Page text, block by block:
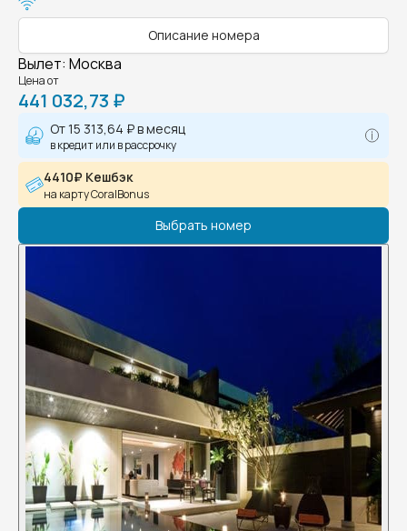
Описание номера
Вылет: Москва
Цена от
441 032,73 ₽
От15 313,64 ₽в месяц
в кредит или в рассрочку
4410₽ Кешбэк
на карту CoralBonus
Выбрать номер